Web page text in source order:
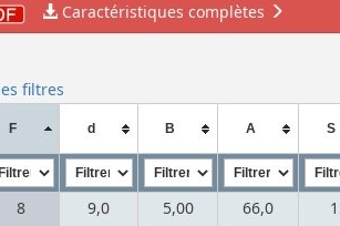
Caractéristiques complètes
filtres
F d B A S
8 9,0 5,00 66,0